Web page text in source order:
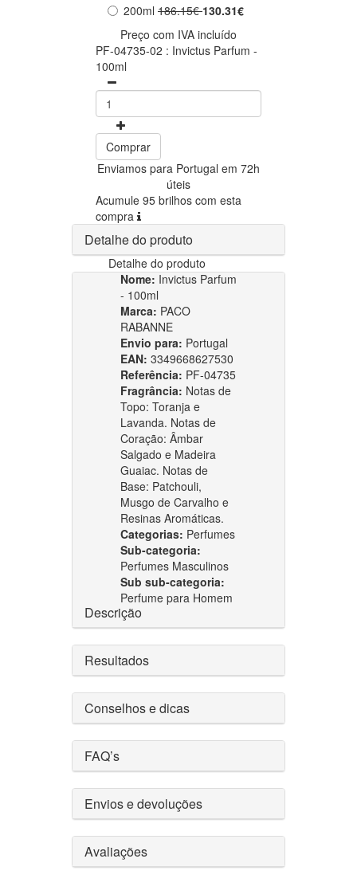
200ml 186.15€130.31€
Preço com IVA incluído
PF-04735-02 : Invictus Parfum -
100ml
Comprar
Enviamos para Portugal em 72h
úteis
Acumule 95 brilhos com esta
compra
Detalhe do produto
Detalhe do produto
Nome: Invictus Parfum
- 100ml
Marca: PACO
RABANNE
Envio para: Portugal
EAN: 3349668627530
Referência: PF-04735
Fragrância: Notas de
Topo: Toranja e
Lavanda. Notas de
Coração: Âmbar
Salgado e Madeira
Guaiac. Notas de
Base: Patchouli,
Musgo de Carvalho e
Resinas Aromáticas.
Categorias: Perfumes
Sub-categoria:
Perfumes Masculinos
Sub sub-categoria:
Perfume para Homem
Descrição
Resultados
Conselhos e dicas
FAQ’s
Envios e devoluções
Avaliações